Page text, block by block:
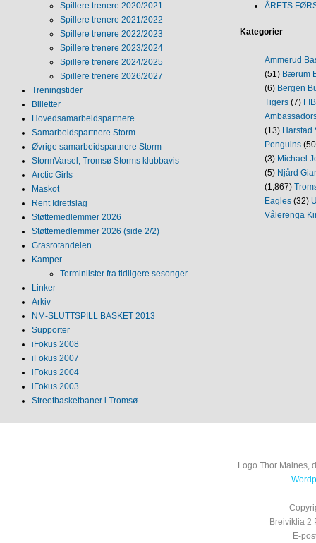
Spillere trenere 2020/2021
Spillere trenere 2021/2022
Spillere trenere 2022/2023
Spillere trenere 2023/2024
Spillere trenere 2024/2025
Spillere trenere 2026/2027
Treningstider
Billetter
Hovedsamarbeidspartnere
Samarbeidspartnere Storm
Øvrige samarbeidspartnere Storm
StormVarsel, Tromsø Storms klubbavis
Arctic Girls
Maskot
Rent Idrettslag
Støttemedlemmer 2026
Støttemedlemmer 2026 (side 2/2)
Grasrotandelen
Kamper
Terminlister fra tidligere sesonger
Linker
Arkiv
NM‐SLUTTSPILL BASKET 2013
Supporter
iFokus 2008
iFokus 2007
iFokus 2004
iFokus 2003
Streetbasketbaner i Tromsø
ÅRETS
Kategorier
Ammerud
(51) Bærum
(6) Bergen
Tigers (7)
(13) Harstad
Penguins
(3) Michael
(5) Njård
(1,867)
Eagles (32)
Vålerenga
Logo Thor Malnes,
Breiviklia 2
E-